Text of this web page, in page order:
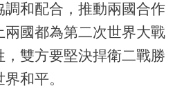
調和配合，推動兩國合作
國都為第二次世界大戰
，雙方要堅決捍衛二戰勝
和平。